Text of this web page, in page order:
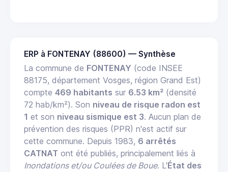
ERP à FONTENAY (88600) — Synthèse
La commune de FONTENAY (code INSEE
88175, département Vosges, région Grand Est)
compte 469 habitants sur 6.53 km² (densité
72 hab/km²). Son niveau de risque radon est
1 et son niveau sismique est 3. Aucun plan de
prévention des risques (PPR) n'est actif sur
cette commune. Depuis 1983, 6 arrêtés
CATNAT ont été publiés, principalement liés à
Inondations et/ou Coulées de Boue. L'État des